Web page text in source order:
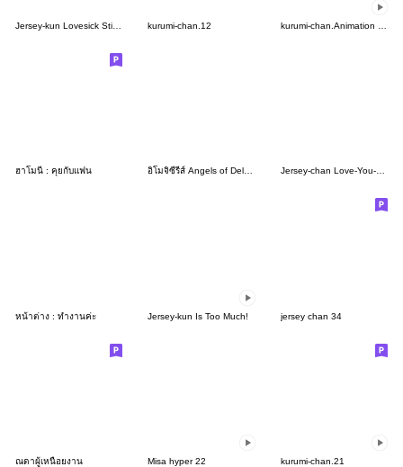
kurumi-chan.12
ฮาโมนี่ : คุยกับแฟน อิโมจิซีรีส์ Angels of Delusion เซ็ตที่4 Jersey-chan Love-You-Lots Stickers
หน้าต่าง : ทำงานค่ะ Jersey-kun Is Too Much! jersey chan 34
ณดาผู้เหนื่อยงาน Misa hyper 22 kurumi-chan.21